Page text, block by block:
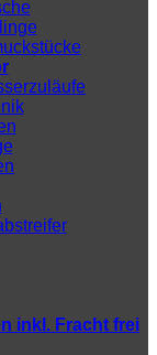
inkl. Fracht frei